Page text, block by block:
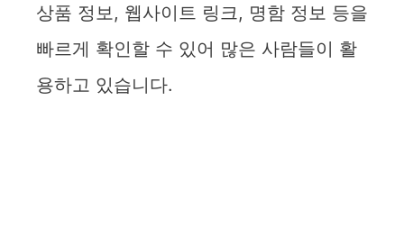
상품 정보, 웹사이트 링크, 명함 정보 등을
빠르게 확인할 수 있어 많은 사람들이 활
용하고 있습니다.